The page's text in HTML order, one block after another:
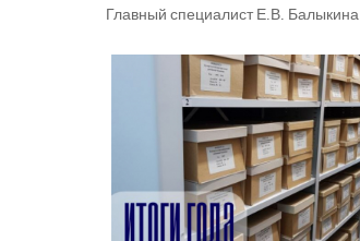
Главный специалист Е.В. Балыкина